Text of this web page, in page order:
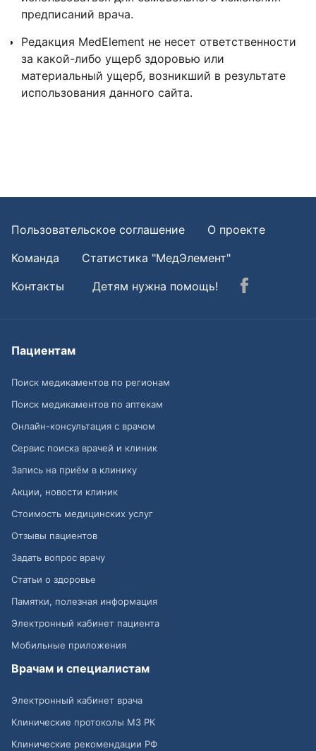
предписаний врача.
Редакция MedElement не несет ответственности
за какой-либо ущерб здоровью или
материальный ущерб, возникший в результате
использования данного сайта.
Пользовательское соглашение
О проекте
Команда
Статистика "МедЭлемент"
Контакты
Детям нужна помощь!
Пациентам
Поиск медикаментов по регионам
Поиск медикаментов по аптекам
Онлайн-консультация с врачом
Сервис поиска врачей и клиник
Запись на приём в клинику
Акции, новости клиник
Стоимость медицинских услуг
Отзывы пациентов
Задать вопрос врачу
Статьи о здоровье
Памятки, полезная информация
Электронный кабинет пациента
Мобильные приложения
Врачам и специалистам
Электронный кабинет врача
Клинические протоколы МЗ РК
Клинические рекомендации РФ